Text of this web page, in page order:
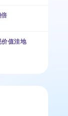
值洼地